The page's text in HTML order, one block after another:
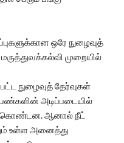
ஒரே நுழைவுத்
மருத்துவக்கல்வி முறையில்
நுழைவுத் தேர்வுகள்
அடிப்படையில்
ஆனால் நீட்
உள்ள அனைத்து